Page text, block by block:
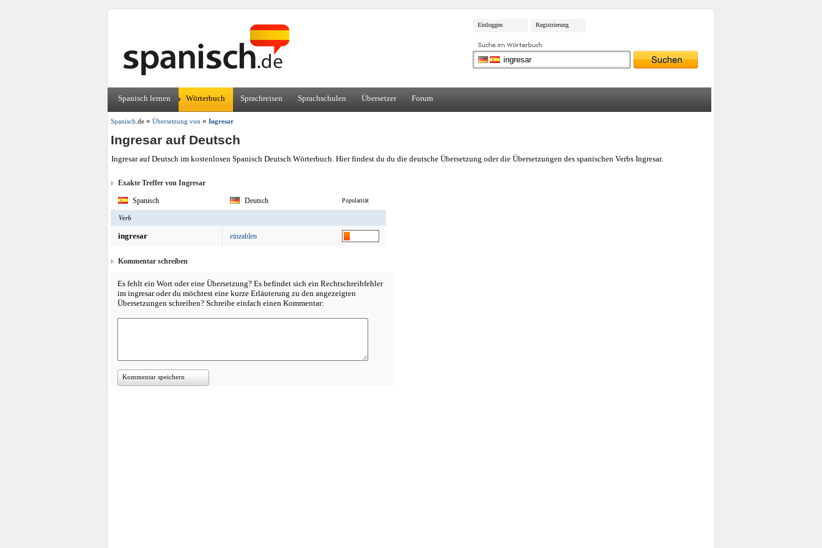
Einloggen Registrierung
Spanisch lernen Wörterbuch Sprachreisen Sprachschulen Übersetzer Forum
Spanisch .de » Übersetzung von » Ingresar
Ingresar auf Deutsch
Ingresar auf Deutsch im kostenlosen Spanisch Deutsch Wörterbuch. Hier findest du du die deutsche Übersetzung oder die Übersetzungen des spanischen Verbs Ingresar.
Exakte Treffer von Ingresar
Spanisch Deutsch Popularität
Verb
ingresar einzahlen
Kommentar schreiben
Es fehlt ein Wort oder eine Übersetzung? Es befindet sich ein Rechtschreibfehler
im ingresar oder du möchtest eine kurze Erläuterung zu den angezeigten
Übersetzungen schreiben? Schreibe einfach einen Kommentar:
Kommentar speichern